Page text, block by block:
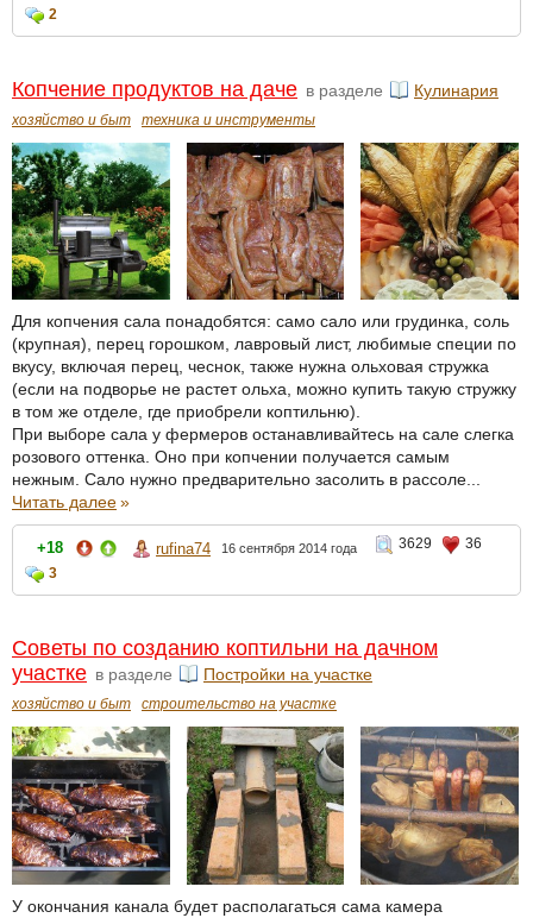
2
Копчение продуктов на даче в разделе Кулинария
хозяйство и быт техника и инструменты
Для копчения сала понадобятся: само сало или грудинка, соль
(крупная), перец горошком, лавровый лист, любимые специи по
вкусу, включая перец, чеснок, также нужна ольховая стружка
(если на подворье не растет ольха, можно купить такую стружку
в том же отделе, где приобрели коптильню).
При выборе сала у фермеров останавливайтесь на сале слегка
розового оттенка. Оно при копчении получается самым
нежным. Сало нужно предварительно засолить в рассоле...
Читать далее»
+18 rufina74 16 сентября 2014 года 3629
36
3
Советы по созданию коптильни на дачном
участке в разделе Постройки на участке
хозяйство и быт строительство на участке
У окончания канала будет располагаться сама камера